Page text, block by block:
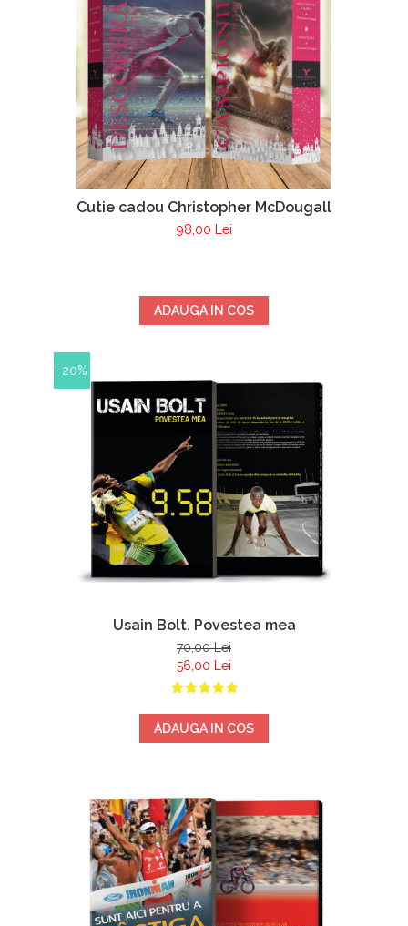
Cutie cadou Christopher McDougall
98,00 Lei
ADAUGA IN COS
-20%
Usain Bolt. Povestea mea
70,00 Lei
56,00 Lei
ADAUGA IN COS